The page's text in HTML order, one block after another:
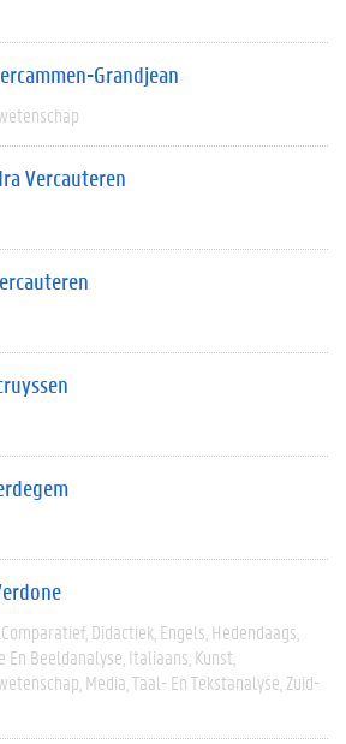
Grandjean
Vercauteren
Comparatief Didactiek Engels Hedendaags
En Beeldanalyse Italiaans Kunst
Media Taal- En Tekstanalyse Zuid-